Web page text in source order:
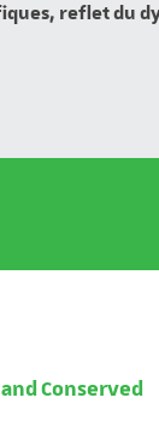
reflet du
Conserved